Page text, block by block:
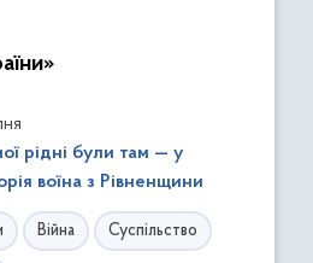
рідні були там — у
воїна з Рівненщини
Війна Суспільство